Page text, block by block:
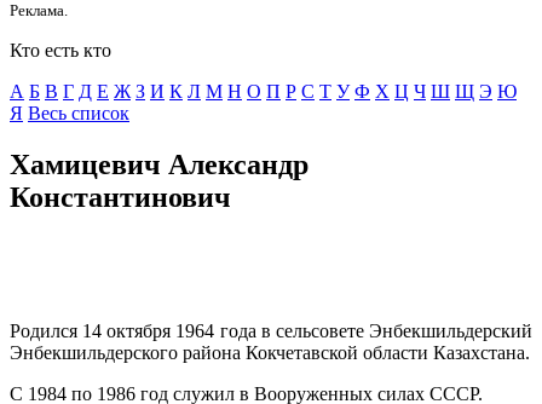
Реклама.
Кто есть кто
А Б В Г Д E Ж З И К Л М Н О П Р С Т У Ф Х Ц Ч Ш Щ Э Ю
Я Весь список
Хамицевич Александр
Константинович
Родился 14 октября 1964 года в сельсовете Энбекшильдерский
Энбекшильдерского района Кокчетавской области Казахстана.
С 1984 по 1986 год служил в Вооруженных силах СССР.